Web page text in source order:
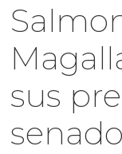
sus